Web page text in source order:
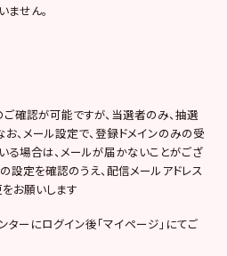
せん。
確認が可能ですが、当選者のみ、抽選
、メール設定で、登録ドメインのみの受
る場合は、メールが届かないことがござ
設定を確認のうえ、配信メールアドレス
お願いします
ターにログイン後「マイページ」にてご